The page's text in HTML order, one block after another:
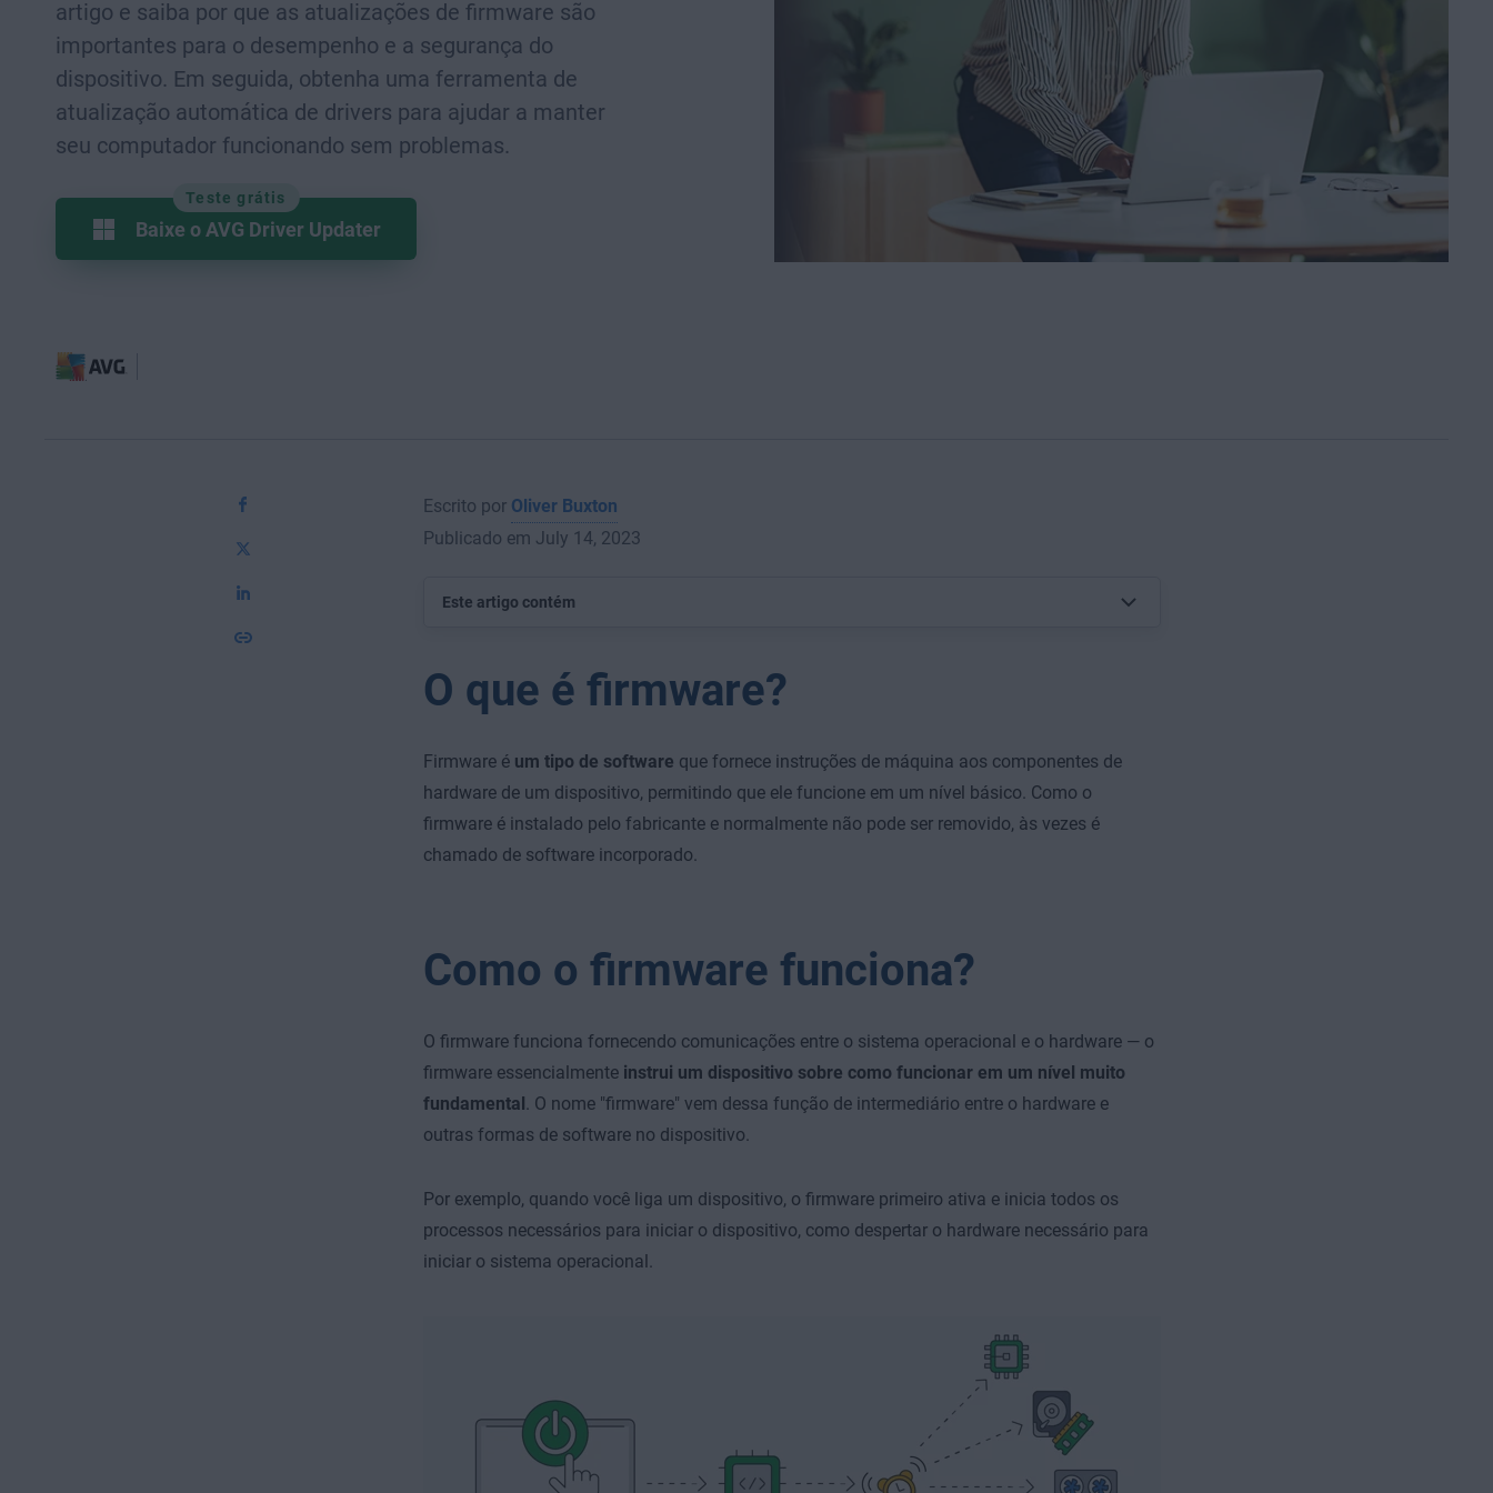
artigo e saiba por que as atualizações de firmware são
importantes para o desempenho e a segurança do
dispositivo. Em seguida, obtenha uma ferramenta de
atualização automática de drivers para ajudar a manter
seu computador funcionando sem problemas.
Teste grátis
Baixe o AVG Driver Updater
Escrito por Oliver Buxton
Publicado em July 14, 2023
Este artigo contém
O que é firmware?
Firmware é um tipo de software que fornece instruções de máquina aos componentes de
hardware de um dispositivo, permitindo que ele funcione em um nível básico. Como o
firmware é instalado pelo fabricante e normalmente não pode ser removido, às vezes é
chamado de software incorporado.
Como o firmware funciona?
O firmware funciona fornecendo comunicações entre o sistema operacional e o hardware — o
firmware essencialmente instrui um dispositivo sobre como funcionar em um nível muito
fundamental. O nome "firmware" vem dessa função de intermediário entre o hardware e
outras formas de software no dispositivo.
Por exemplo, quando você liga um dispositivo, o firmware primeiro ativa e inicia todos os
processos necessários para iniciar o dispositivo, como despertar o hardware necessário para
iniciar o sistema operacional.